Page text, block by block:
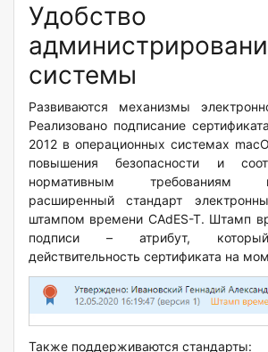
Удобство
системы
Развиваются механизмы
Реализовано подписание
2012 в операционных системах
повышения безопасности и
нормативным требованиям
расширенный стандарт
штампом времени CAdES-T. Штамп
подписи – атрибут, который
действительность сертификата на
Также поддерживаются стандарты: